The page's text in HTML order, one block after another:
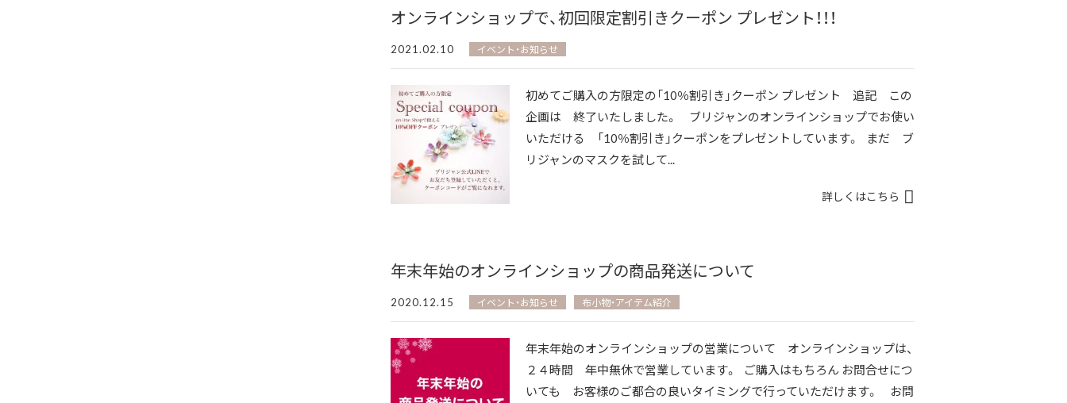
オンラインショップで、初回限定割引きクーポン プレゼント！！！
2021.02.10 イベント・お知らせ
初めてご購入の方限定の「10％割引き」クーポン プレゼント 追記 この
企画は 終了いたしました。 ブリジャンのオンラインショップでお使い
いただける 「10％割引き」クーポンをプレゼントしています。 まだ ブ
リジャンのマスクを試して...
詳しくはこちら
年末年始のオンラインショップの商品発送について
2020.12.15 イベント・お知らせ 布小物・アイテム紹介
年末年始のオンラインショップの営業について オンラインショップは、
２４時間 年中無休で営業しています。 ご購入はもちろん お問合せにつ
いても お客様のご都合の良いタイミングで行っていただけます。 お問